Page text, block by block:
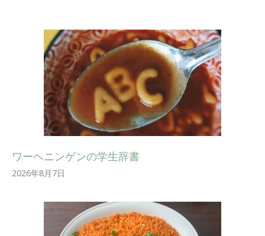
ワーヘニンゲンの学生辞書
2026年8月7日